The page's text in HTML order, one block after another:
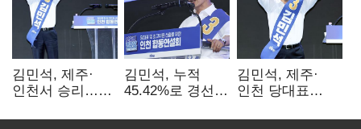
김민석, 제주·
인천서 승리…
탈환'(종합)
김민석, 누적
45.42%로 경선
격차
김민석, 제주·
인천 당대표